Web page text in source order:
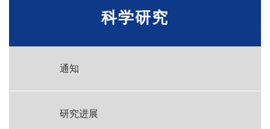
科学研究
通知
研究进展